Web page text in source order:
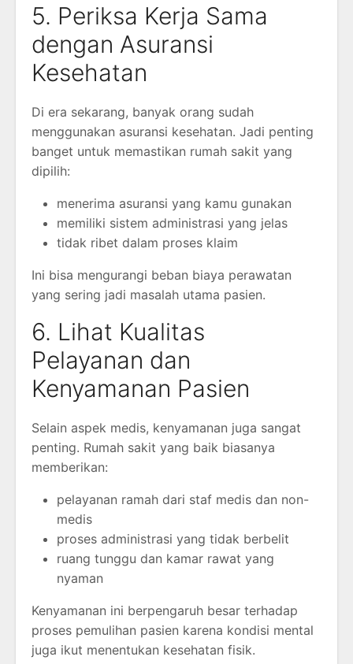
5. Periksa Kerja Sama
dengan Asuransi
Kesehatan
Di era sekarang, banyak orang sudah
menggunakan asuransi kesehatan. Jadi penting
banget untuk memastikan rumah sakit yang
dipilih:
menerima asuransi yang kamu gunakan
memiliki sistem administrasi yang jelas
tidak ribet dalam proses klaim
Ini bisa mengurangi beban biaya perawatan
yang sering jadi masalah utama pasien.
6. Lihat Kualitas
Pelayanan dan
Kenyamanan Pasien
Selain aspek medis, kenyamanan juga sangat
penting. Rumah sakit yang baik biasanya
memberikan:
pelayanan ramah dari staf medis dan non-
medis
proses administrasi yang tidak berbelit
ruang tunggu dan kamar rawat yang
nyaman
Kenyamanan ini berpengaruh besar terhadap
proses pemulihan pasien karena kondisi mental
juga ikut menentukan kesehatan fisik.